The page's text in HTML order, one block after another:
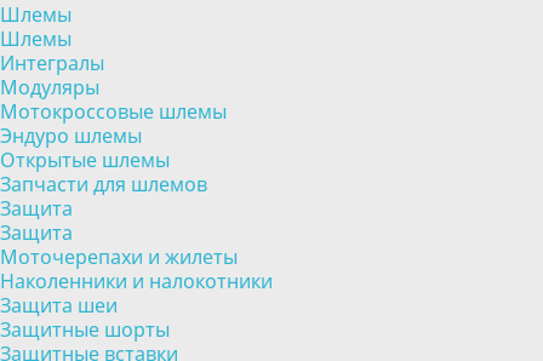
Шлемы
Шлемы
Интегралы
Модуляры
Мотокроссовые шлемы
Эндуро шлемы
Открытые шлемы
Запчасти для шлемов
Защита
Защита
Моточерепахи и жилеты
Наколенники и налокотники
Защита шеи
Защитные шорты
Защитные вставки